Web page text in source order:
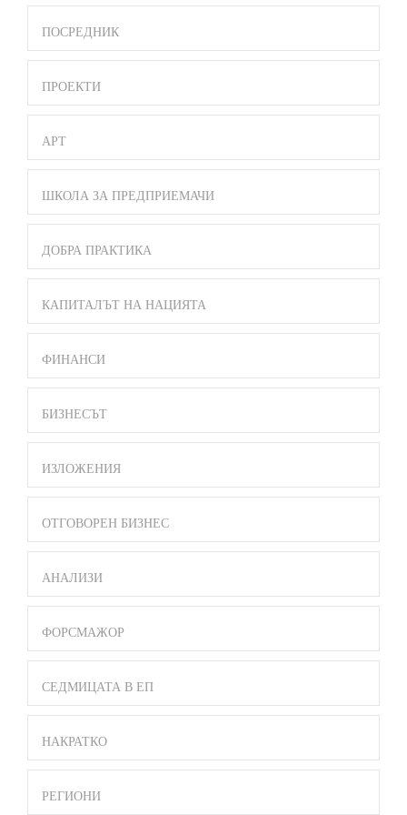
ПОСРЕДНИК
ПРОЕКТИ
АРТ
ШКОЛА ЗА ПРЕДПРИЕМАЧИ
ДОБРА ПРАКТИКА
КАПИТАЛЪТ НА НАЦИЯТА
ФИНАНСИ
БИЗНЕСЪТ
ИЗЛОЖЕНИЯ
ОТГОВОРЕН БИЗНЕС
АНАЛИЗИ
ФОРСМАЖОР
СЕДМИЦАТА В ЕП
НАКРАТКО
РЕГИОНИ